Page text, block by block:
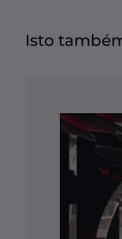
Isto